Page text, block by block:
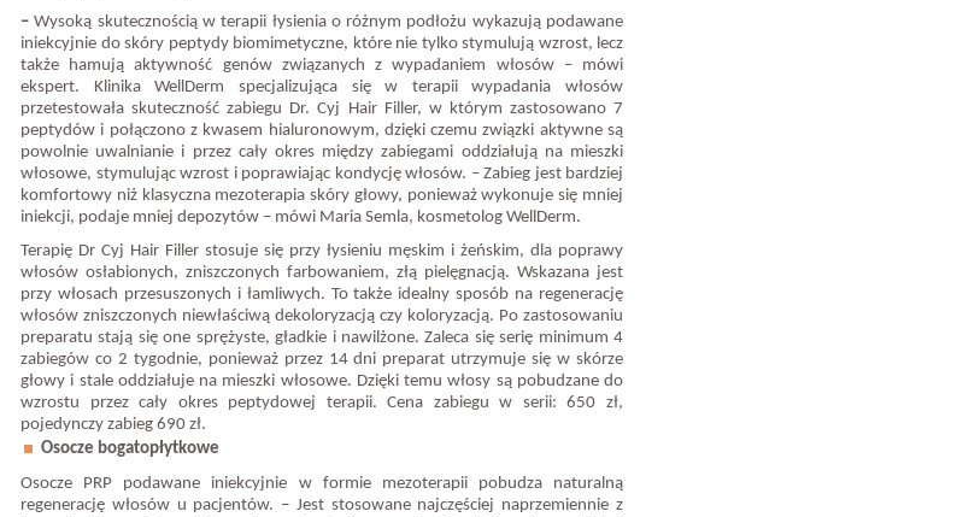
­–Wysoką skutecznością w terapii łysienia o różnym podłożu wykazują podawane
iniekcyjnie do skóry peptydy biomimetyczne, które nie tylko stymulują wzrost, lecz
także hamują aktywność genów związanych z wypadaniem włosów – mówi
ekspert. Klinika WellDerm specjalizująca się w terapii wypadania włosów
przetestowała skuteczność zabiegu Dr. Cyj Hair Filler, w którym zastosowano 7
peptydów i połączono z kwasem hialuronowym, dzięki czemu związki aktywne są
powolnie uwalnianie i przez cały okres między zabiegami oddziałują na mieszki
włosowe, stymulując wzrost i poprawiając kondycję włosów. – Zabieg jest bardziej
komfortowy niż klasyczna mezoterapia skóry głowy, ponieważ wykonuje się mniej
iniekcji, podaje mniej depozytów – mówi Maria Semla, kosmetolog WellDerm.
Terapię Dr Cyj Hair Filler stosuje się przy łysieniu męskim i żeńskim, dla poprawy
włosów osłabionych, zniszczonych farbowaniem, złą pielęgnacją. Wskazana jest
przy włosach przesuszonych i łamliwych. To także idealny sposób na regenerację
włosów zniszczonych niewłaściwą dekoloryzacją czy koloryzacją. Po zastosowaniu
preparatu stają się one sprężyste, gładkie i nawilżone. Zaleca się serię minimum 4
zabiegów co 2 tygodnie, ponieważ przez 14 dni preparat utrzymuje się w skórze
głowy i stale oddziałuje na mieszki włosowe. Dzięki temu włosy są pobudzane do
wzrostu przez cały okres peptydowej terapii. Cena zabiegu w serii: 650 zł,
pojedynczy zabieg 690 zł.
Osocze bogatopłytkowe
Osocze PRP podawane iniekcyjnie w formie mezoterapii pobudza naturalną
regenerację włosów u pacjentów. – Jest stosowane najczęściej naprzemiennie z